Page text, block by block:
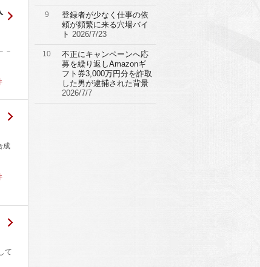
－
成
て
9
登録者が少なく仕事の依
頼が頻繁に来る穴場バイ
ト 2026/7/23
10
不正にキャンペーンへ応
募を繰り返しAmazonギ
フト券3,000万円分を詐取
した男が逮捕された背景
2026/7/7